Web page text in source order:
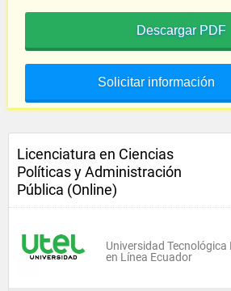
Descargar PDF
Solicitar información
Licenciatura en Ciencias
Políticas y Administración
Pública (Online)
Universidad
en Línea Ecuador